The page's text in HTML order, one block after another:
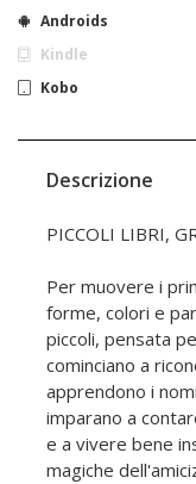
Androids
Kindle
Kobo
Descrizione
PICCOLI LIBRI,
Per muovere i
forme, colori e
piccoli, pensata
cominciano a
apprendono i
imparano a
e a vivere bene
magiche